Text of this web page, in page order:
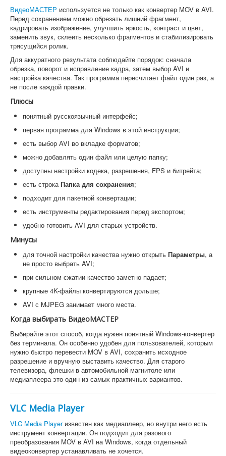
ВидеоМАСТЕР используется не только как конвертер MOV в AVI.
Перед сохранением можно обрезать лишний фрагмент,
кадрировать изображение, улучшить яркость, контраст и цвет,
заменить звук, склеить несколько фрагментов и стабилизировать
трясущийся ролик.
Для аккуратного результата соблюдайте порядок: сначала
обрезка, поворот и исправление кадра, затем выбор AVI и
настройка качества. Так программа пересчитает файл один раз, а
не после каждой правки.
Плюсы
понятный русскоязычный интерфейс;
первая программа для Windows в этой инструкции;
есть выбор AVI во вкладке форматов;
можно добавлять один файл или целую папку;
доступны настройки кодека, разрешения, FPS и битрейта;
есть строка Папка для сохранения;
подходит для пакетной конвертации;
есть инструменты редактирования перед экспортом;
удобно готовить AVI для старых устройств.
Минусы
для точной настройки качества нужно открыть Параметры, а
не просто выбрать AVI;
при сильном сжатии качество заметно падает;
крупные 4K-файлы конвертируются дольше;
AVI с MJPEG занимает много места.
Когда выбирать ВидеоМАСТЕР
Выбирайте этот способ, когда нужен понятный Windows-конвертер
без терминала. Он особенно удобен для пользователей, которым
нужно быстро перевести MOV в AVI, сохранить исходное
разрешение и вручную выставить качество. Для старого
телевизора, флешки в автомобильной магнитоле или
медиаплеера это один из самых практичных вариантов.
VLC Media Player
VLC Media Playerизвестен как медиаплеер, но внутри него есть
инструмент конвертации. Он подходит для разового
преобразования MOV в AVI на Windows, когда отдельный
видеоконвертер устанавливать не хочется.